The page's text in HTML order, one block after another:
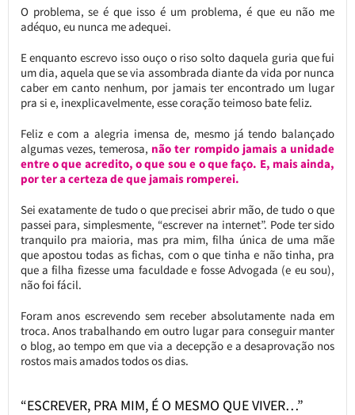
O problema, se é que isso é um problema, é que eu não me
adéquo, eu nunca me adequei.
E enquanto escrevo isso ouço o riso solto daquela guria que fui
um dia, aquela que se via assombrada diante da vida por nunca
caber em canto nenhum, por jamais ter encontrado um lugar
pra si e, inexplicavelmente, esse coração teimoso bate feliz.
Feliz e com a alegria imensa de, mesmo já tendo balançado
algumas vezes, temerosa, não ter rompido jamais a unidade
entre o que acredito, o que sou e o que faço. E, mais ainda,
por ter a certeza de que jamais romperei.
Sei exatamente de tudo o que precisei abrir mão, de tudo o que
passei para, simplesmente, “escrever na internet”. Pode ter sido
tranquilo pra maioria, mas pra mim, filha única de uma mãe
que apostou todas as fichas, com o que tinha e não tinha, pra
que a filha fizesse uma faculdade e fosse Advogada (e eu sou),
não foi fácil.
Foram anos escrevendo sem receber absolutamente nada em
troca. Anos trabalhando em outro lugar para conseguir manter
o blog, ao tempo em que via a decepção e a desaprovação nos
rostos mais amados todos os dias.
“ESCREVER, PRA MIM, É O MESMO QUE VIVER…”